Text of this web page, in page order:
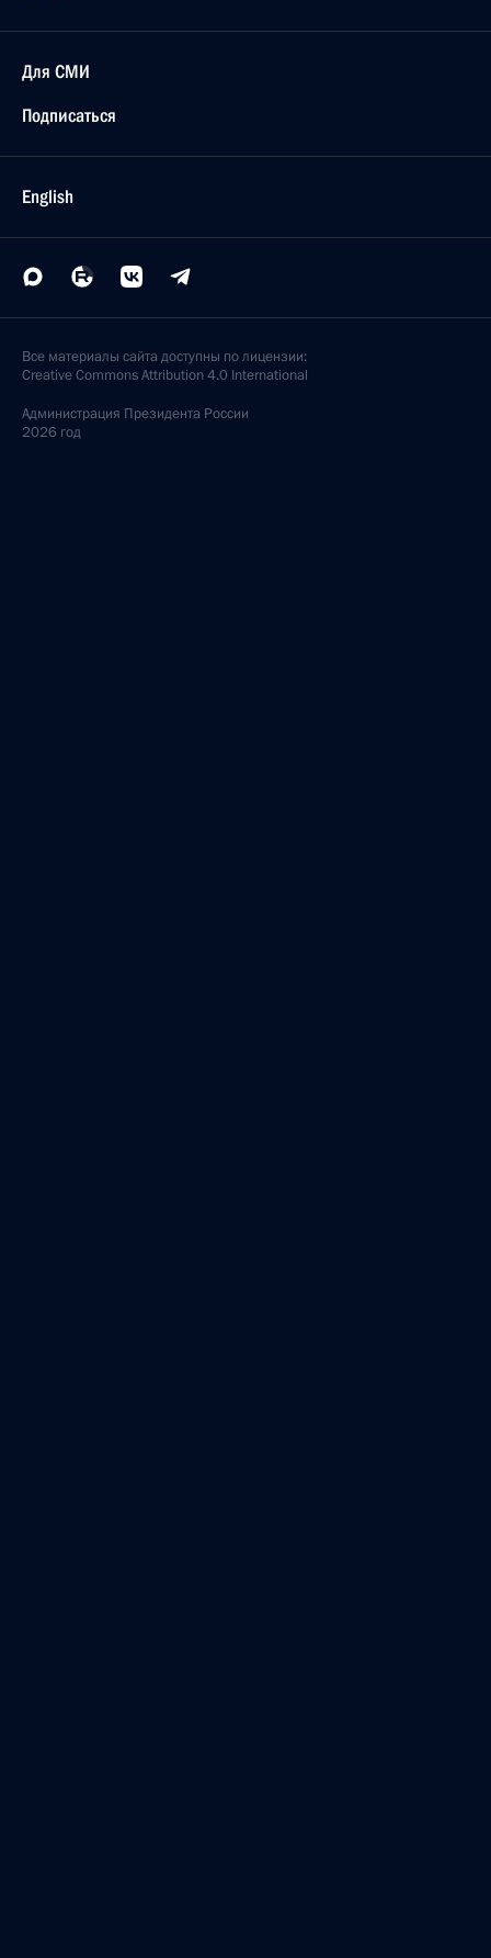
Для СМИ
Подписаться
English
Все материалы сайта доступны по лицензии:
Creative Commons Attribution 4.0 International
Администрация Президента России
2026 год